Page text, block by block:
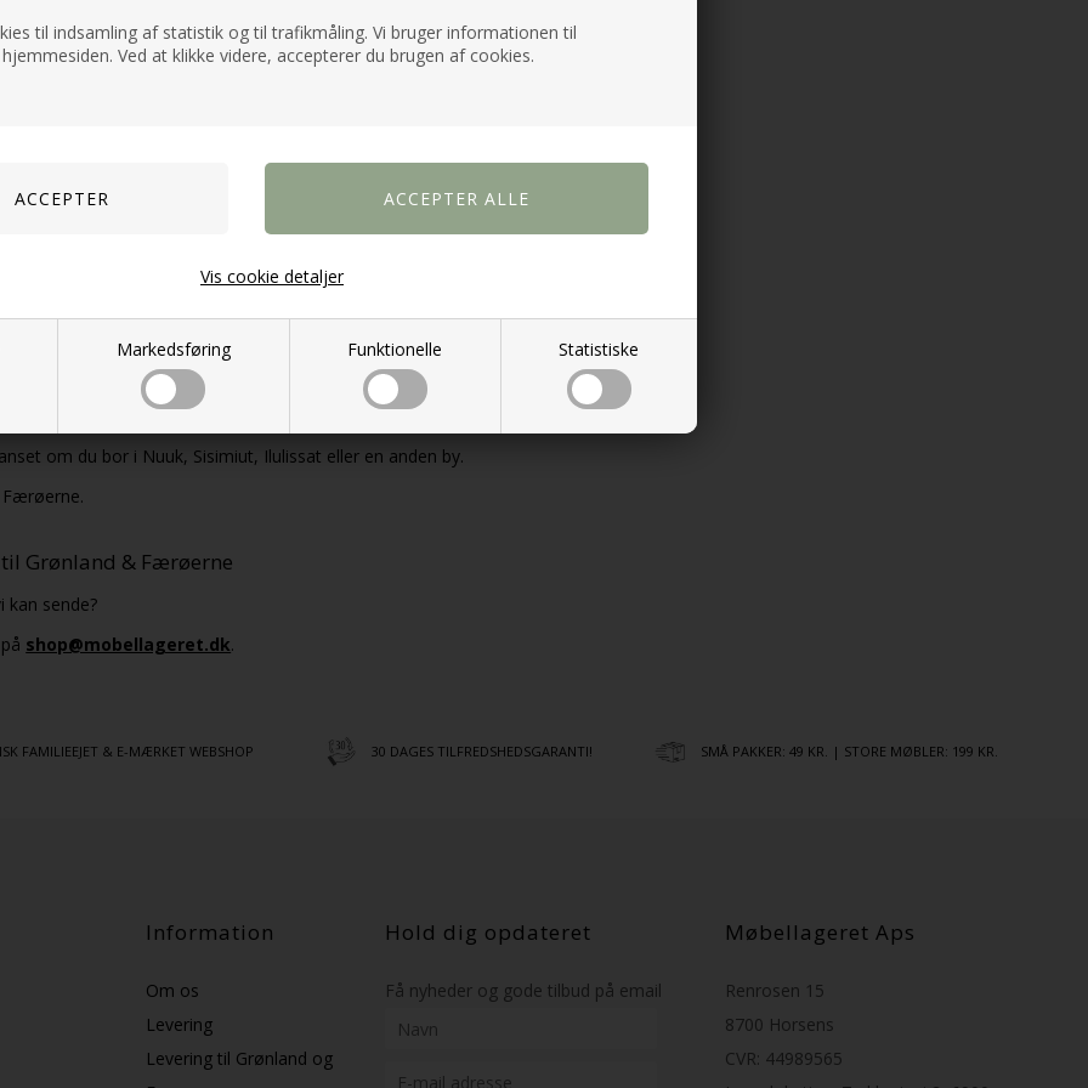
til indsamling af statistik og til trafikmåling. Vi bruger informationen til
Ved at klikke videre, accepterer du brugen af cookies.
Markedsføring Funktionelle Statistiske
Vis cookie detaljer
afskibning
afregnes direkte imellem dig og
er kun
afregnes direkte mellem dig og Royal Arctic Lineeller
om du bor i Nuuk, Sisimiut, Ilulissat eller en anden by.
Grønland & Færøerne
kan sende?
shop@mobellageret.dk.
FAMILIEEJET & E-MÆRKET WEBSHOP 30 DAGES TILFREDSHEDSGARANTI! SMÅ PAKKER: 49 KR. | STORE MØBLER: 199 KR.
Information
Om os
Levering
Levering til Grønland og
Hold dig opdateret
Få nyheder og gode tilbud på email
Møbellageret Aps
Renrosen 15
8700 Horsens
CVR: 44989565